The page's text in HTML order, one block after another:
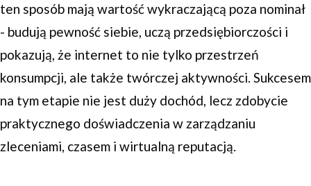
ten sposób mają wartość wykraczającą poza nominał
- budują pewność siebie, uczą przedsiębiorczości i
pokazują, że internet to nie tylko przestrzeń
konsumpcji, ale także twórczej aktywności. Sukcesem
na tym etapie nie jest duży dochód, lecz zdobycie
praktycznego doświadczenia w zarządzaniu
zleceniami, czasem i wirtualną reputacją.